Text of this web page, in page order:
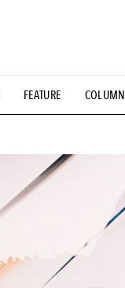
FEATURE COLUMN
#ESSENTIAL DESIGNS